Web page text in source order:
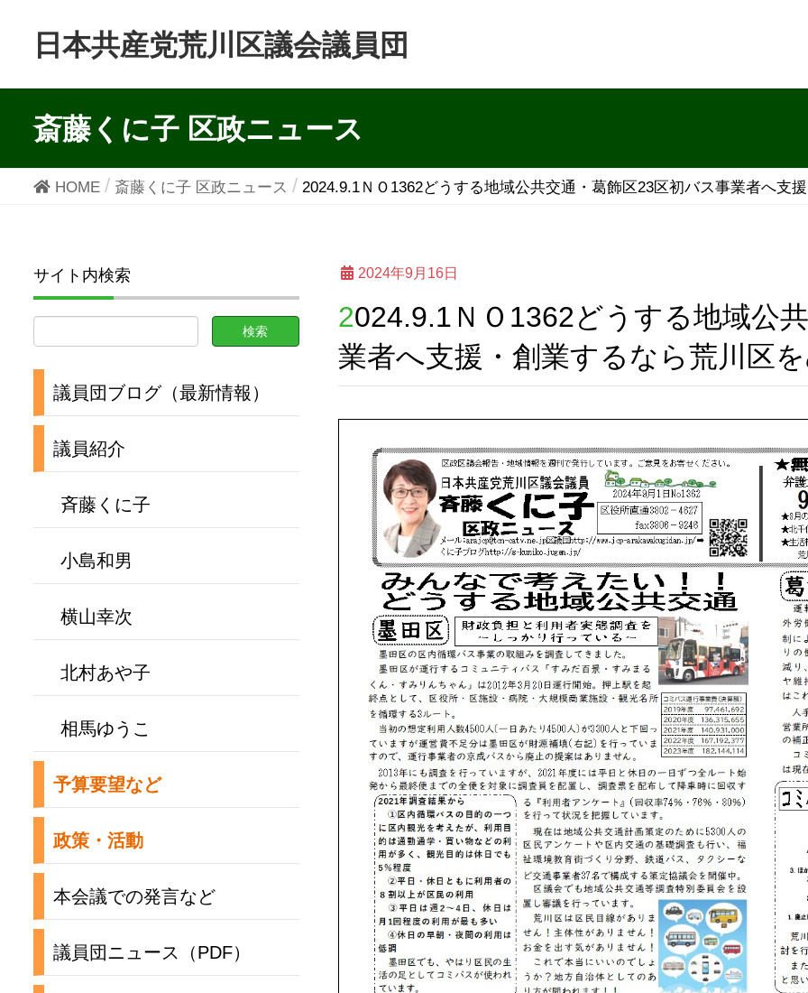
日本共産党荒川区議会議員団
斎藤くに子 区政ニュース
HOME 斎藤くに子 区政ニュース 2024.9.1ＮＯ1362どうする地域公共交通・葛飾区23区初バス事業者へ支
2024年9月16日
2024.9.1ＮＯ1362どうする地域公共交通・葛飾区23区初バス事
業者へ支援・創業するなら荒川区
サイト内検索
議員団ブログ（最新情報）
議員紹介
斉藤くに子
小島和男
横山幸次
北村あや子
相馬ゆうこ
予算要望など
政策・活動
本会議での発言など
議員団ニュース（PDF）